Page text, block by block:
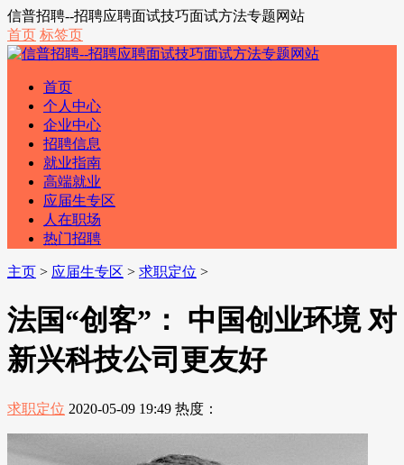
信普招聘--招聘应聘面试技巧面试方法专题网站
首页 标签页
首页
个人中心
企业中心
招聘信息
就业指南
高端就业
应届生专区
人在职场
热门招聘
主页 > 应届生专区 > 求职定位 >
法国“创客”： 中国创业环境 对
新兴科技公司更友好
求职定位 2020-05-09 19:49 热度：